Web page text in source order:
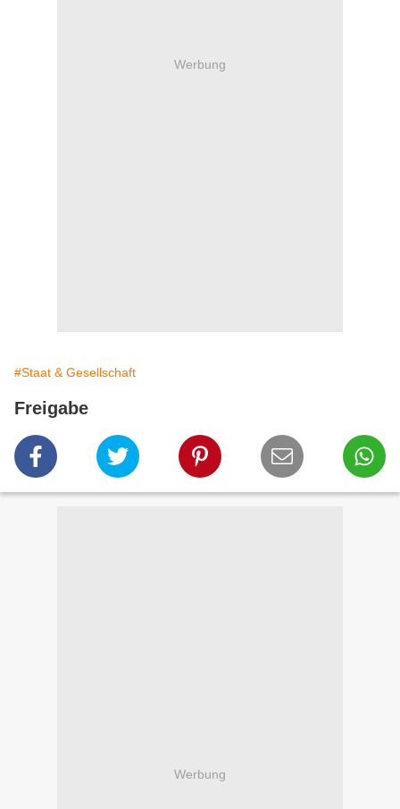
Werbung
#Staat & Gesellschaft
Freigabe
Werbung